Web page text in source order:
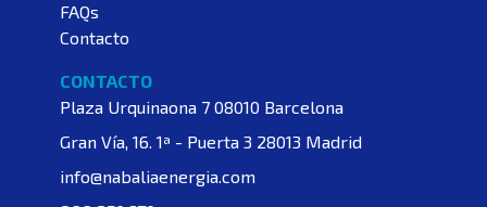
CONTACTO
Plaza Urquinaona 7 08010 Barcelona
Gran Vía, 16. 1ª - Puerta 3 28013 Madrid
info@nabaliaenergia.com
FAQs
Contacto